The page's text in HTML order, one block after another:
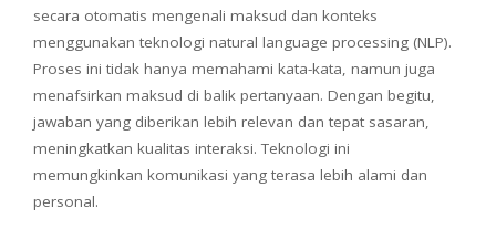
secara otomatis mengenali maksud dan konteks
menggunakan teknologi natural language processing (NLP).
Proses ini tidak hanya memahami kata-kata, namun juga
menafsirkan maksud di balik pertanyaan. Dengan begitu,
jawaban yang diberikan lebih relevan dan tepat sasaran,
meningkatkan kualitas interaksi. Teknologi ini
memungkinkan komunikasi yang terasa lebih alami dan
personal.